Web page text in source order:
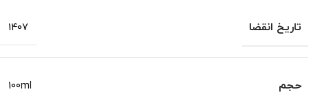
تاریخ انقضا 1407
حجم 100ml